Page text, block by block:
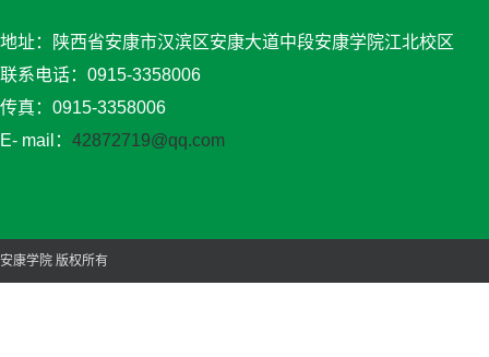
地址：陕西省安康市汉滨区安康大道中段安康学院江北校区
联系电话：0915-3358006
传真：0915-3358006
E- mail： 42872719@qq.com
安康学院 版权所有